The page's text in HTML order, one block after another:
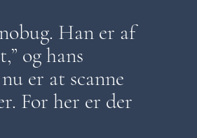
Han er af
og hans
er at scanne
For her er der